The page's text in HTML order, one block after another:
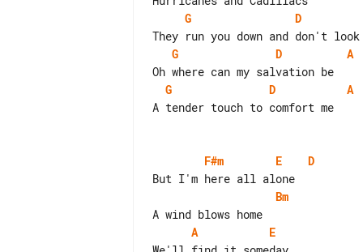
G
D
G
D
A
G
D
A
A tender touch to comfort me
F#m E
D
Bm
A
E